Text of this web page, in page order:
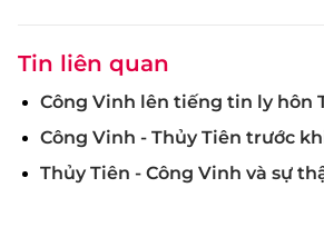
Tin liên quan
Công Vinh lên tiếng tin ly hôn
Công Vinh - Thủy Tiên trước
Thủy Tiên - Công Vinh và sự